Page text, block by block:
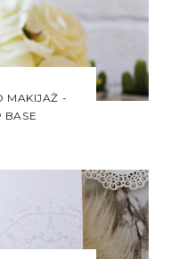
MAKIJAŻ -
BASE